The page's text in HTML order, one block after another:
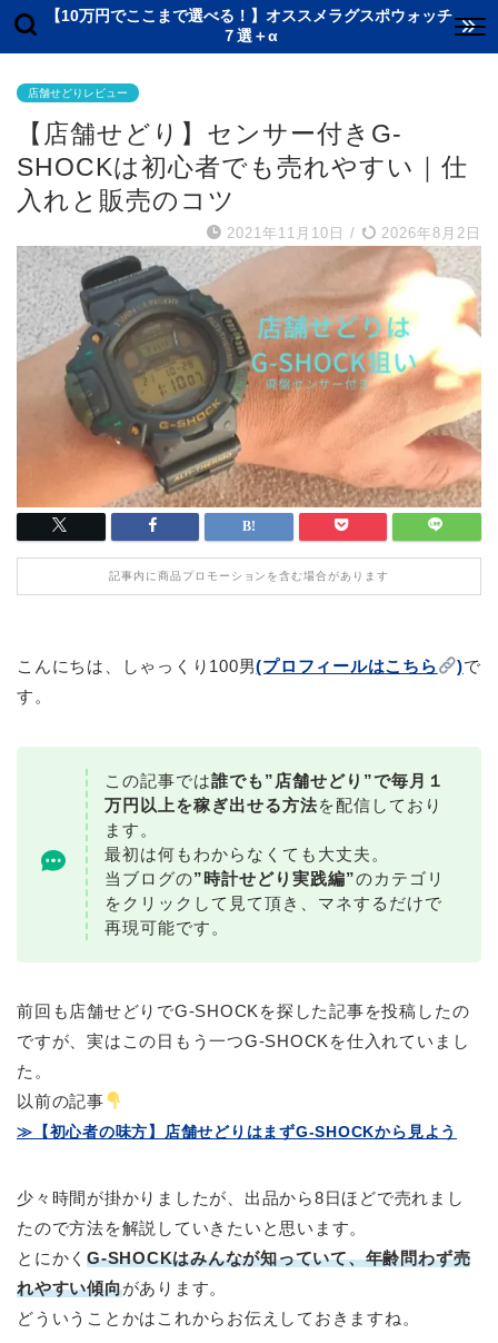
【10万円でここまで選べる！】オススメラグスポウォッチ
７選＋α
店舗せどりレビュー
【店舗せどり】センサー付きG-
SHOCKは初心者でも売れやすい｜仕
入れと販売のコツ
2021年11月10日 / 2026年8月2日
記事内に商品プロモーションを含む場合があります
こんにちは、しゃっくり100男(プロフィールはこちら )で
す。
この記事では誰でも”店舗せどり”で毎月１
万円以上を稼ぎ出せる方法を配信しており
ます。
最初は何もわからなくても大丈夫。
当ブログの”時計せどり実践編”のカテゴリ
をクリックして見て頂き、マネするだけで
再現可能です。
前回も店舗せどりでG-SHOCKを探した記事を投稿したの
ですが、実はこの日もう一つG-SHOCKを仕入れていまし
た。
以前の記事
≫【初心者の味方】店舗せどりはまずG-SHOCKから見よう
少々時間が掛かりましたが、出品から8日ほどで売れまし
たので方法を解説していきたいと思います。
とにかくG-SHOCKはみんなが知っていて、年齢問わず売
れやすい傾向があります。
どういうことかはこれからお伝えしておきますね。